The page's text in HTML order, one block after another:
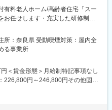
んなで話し合って決めよう」とい
くらいになる予定です。
ジメント（面談等）も徐々にお
名、上の階女性１０名）
料老人ホーム/高齢者住宅「スー
任せします・充実した研修制度
ス経験者など入社しております！
お任せいたします。チャレンジの
身でやりたい事ができるような社
所：奈良県 受動喫煙対策：屋内全
る事業所
＜賃金形態＞月給制特記事項なし
226,800円～246,800円その他固定